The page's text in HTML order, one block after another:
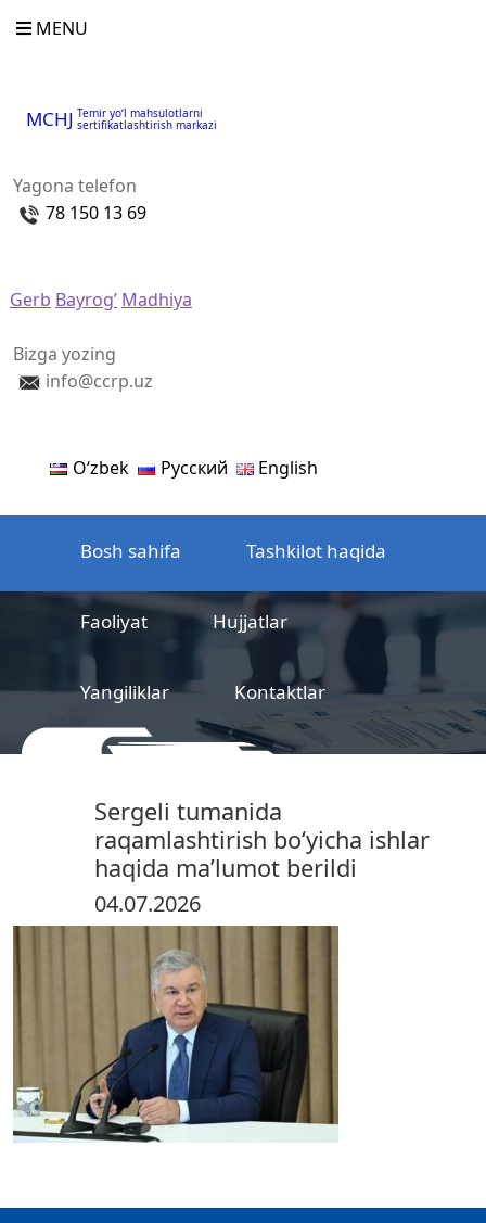
MENU
MCHJ Temir yo‘l mahsulotlarni
sertifikatlashtirish markazi
Yagona telefon
78 150 13 69
Gerb Bayrog’ Madhiya
Bizga yozing
info@ccrp.uz
Oʻzbek Русский English
Bosh sahifa Tashkilot haqida
Faoliyat Hujjatlar
Yangiliklar Kontaktlar
sertifikatlashtirish markazi
Sergeli tumanida
raqamlashtirish boʻyicha ishlar
haqida maʼlumot berildi
04.07.2026